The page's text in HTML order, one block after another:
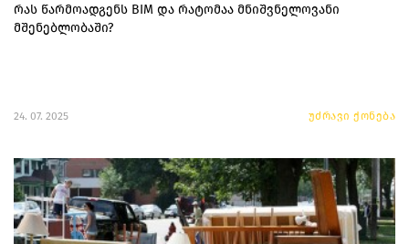
რას წარმოადგენს BIM და რატომაა მნიშვნელოვანი
მშენებლობაში?
24. 07. 2025 უძრავი ქონება